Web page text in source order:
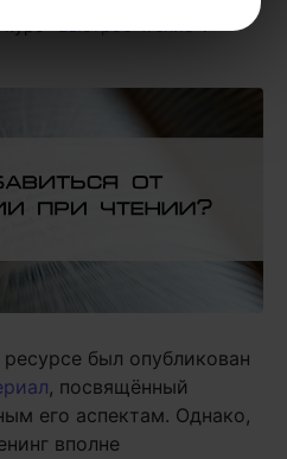
был опубликован
, посвящённый
его аспектам. Однако,
вполне